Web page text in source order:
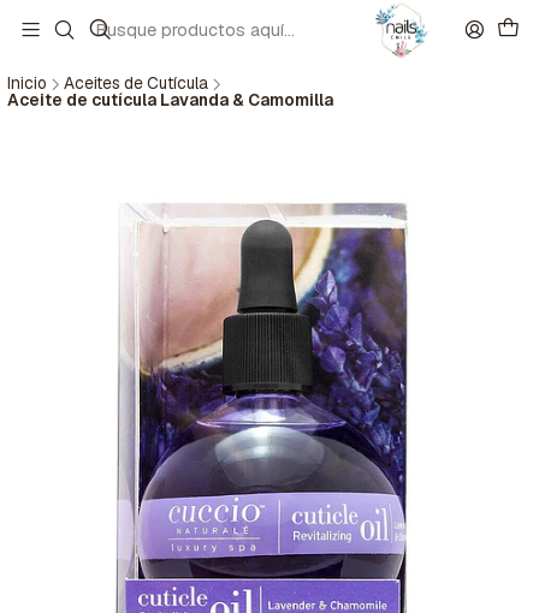
Inicio Aceites de Cutícula
Aceite de cutícula Lavanda & Camomilla